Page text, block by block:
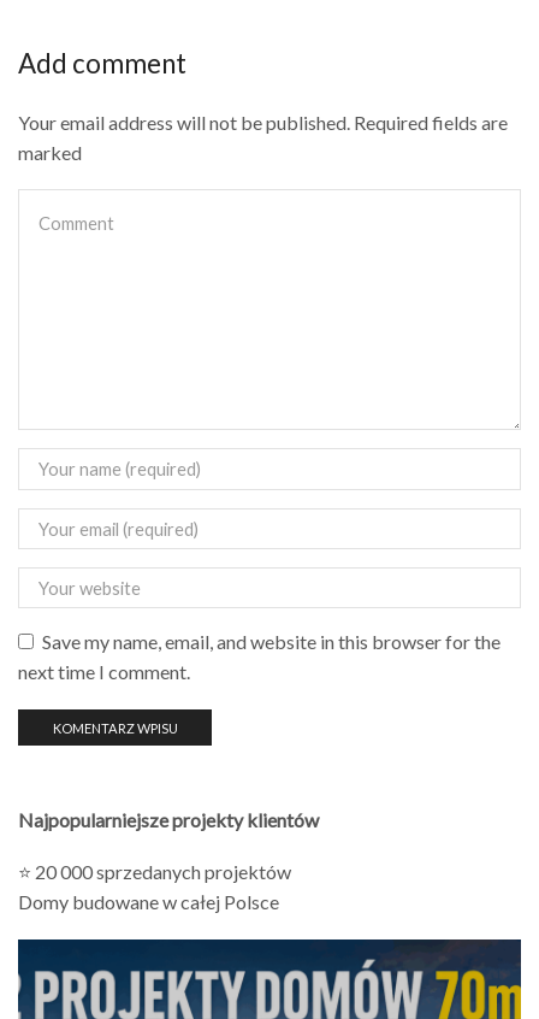
Add comment
Your email address will not be published. Required fields are
marked
Save my name, email, and website in this browser for the
next time I comment.
Najpopularniejsze projekty klientów
⭐ 20 000 sprzedanych projektów
Domy budowane w całej Polsce